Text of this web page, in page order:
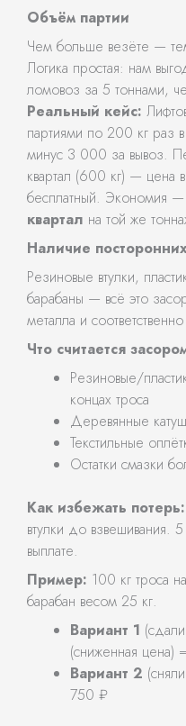
Объём партии
Чем больше везёте —
Логика простая: нам
ломовоз за 5 тоннами,
Реальный кейс:
партиями по 200 кг
минус 3 000 за вывоз.
квартал (600 кг) — цена
бесплатный. Экономия —
квартал на той же
Наличие
Резиновые втулки,
барабаны — всё это
металла и
Что считается
Резиновые/
концах троса
Деревянные
Текстильные
Остатки смазки
Как избежать потерь:
втулки до взвешивания.
выплате.
Пример: 100 кг троса
барабан весом 25 кг.
Вариант 1
(сниженная цена)
Вариант 2
750 ₽